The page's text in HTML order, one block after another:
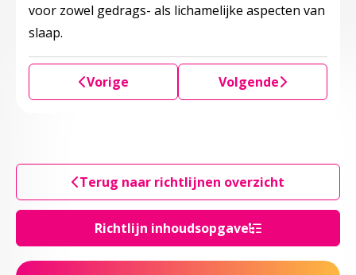
Richtlijn inhoudsopgave
voor zowel gedrags- als lichamelijke aspecten van
slaap.
Vorige Volgende
Terug naar richtlijnen overzicht